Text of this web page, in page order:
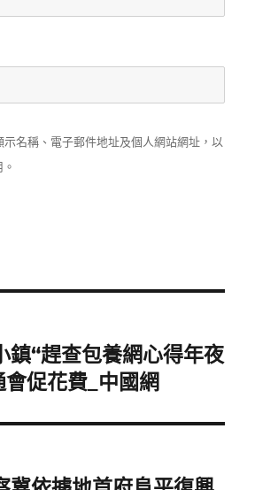
示名稱、電子郵件地址及個人網站網址，以
鎮“趕查包養網心得年夜
促花費_中國網